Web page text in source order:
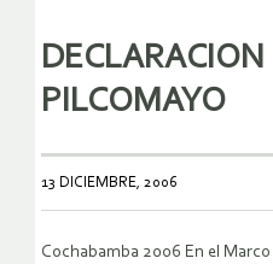
DECLARACION
PILCOMAYO
13 DICIEMBRE, 2006
Cochabamba 2006 En el